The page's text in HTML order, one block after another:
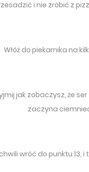
i nie zrobić z
Włóż do piekarnika na
jak zobaczysz, że ser
zaczyna
wróć do punktu 13, i